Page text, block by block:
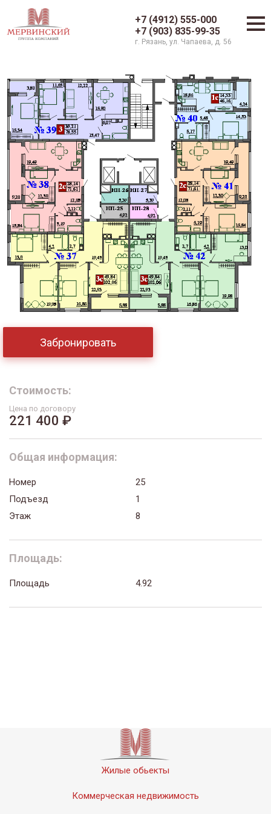
+7 (4912) 555-000
+7 (903) 835-99-35
г. Рязань, ул. Чапаева, д. 56
Забронировать
Стоимость:
Цена по договору
221 400 ₽
Общая информация:
Номер
25
Подъезд
1
Этаж
8
Площадь:
Площадь 4.92
Жилые обьекты
Коммерческая недвижимость